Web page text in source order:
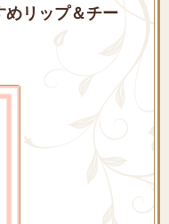
めリップ＆チー